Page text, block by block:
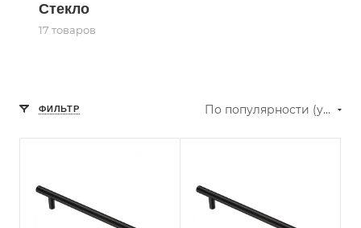
Стекло
17 товаров
ФИЛЬТР По популярности (убывание)